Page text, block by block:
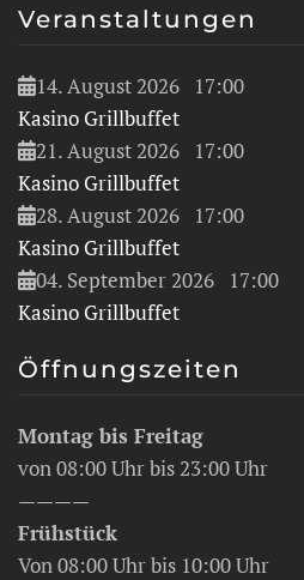
Veranstaltungen
14. August 2026
17:00
Kasino Grillbuffet
21. August 2026
17:00
Kasino Grillbuffet
28. August 2026
17:00
Kasino Grillbuffet
04. September 2026
17:00
Kasino Grillbuffet
Öffnungszeiten
Montag bis Freitag
von 08:00 Uhr bis 23:00 Uhr
————
Frühstück
Von 08:00 Uhr bis 10:00 Uhr